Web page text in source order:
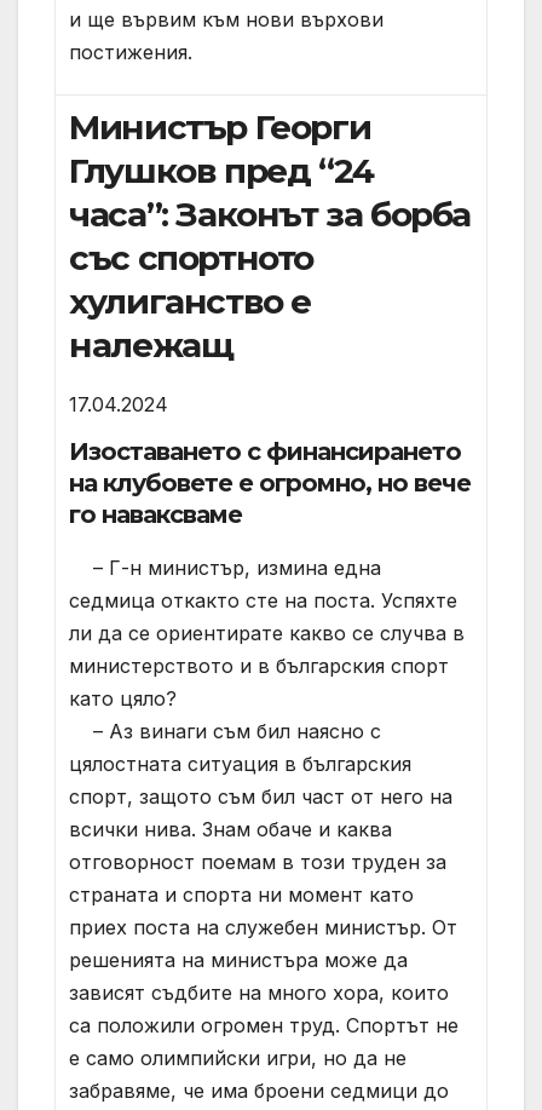
и ще вървим към нови върхови
постижения.
Министър Георги
Глушков пред “24
часа”: Законът за борба
със спортното
хулиганство е
належащ
17.04.2024
Изоставането с финансирането
на клубовете е огромно, но вече
го наваксваме
– Г-н министър, измина една
седмица откакто сте на поста. Успяхте
ли да се ориентирате какво се случва в
министерството и в българския спорт
като цяло?
– Аз винаги съм бил наясно с
цялостната ситуация в българския
спорт, защото съм бил част от него на
всички нива. Знам обаче и каква
отговорност поемам в този труден за
страната и спорта ни момент като
приех поста на служебен министър. От
решенията на министъра може да
зависят съдбите на много хора, които
са положили огромен труд. Спортът не
е само олимпийски игри, но да не
забравяме, че има броени седмици до